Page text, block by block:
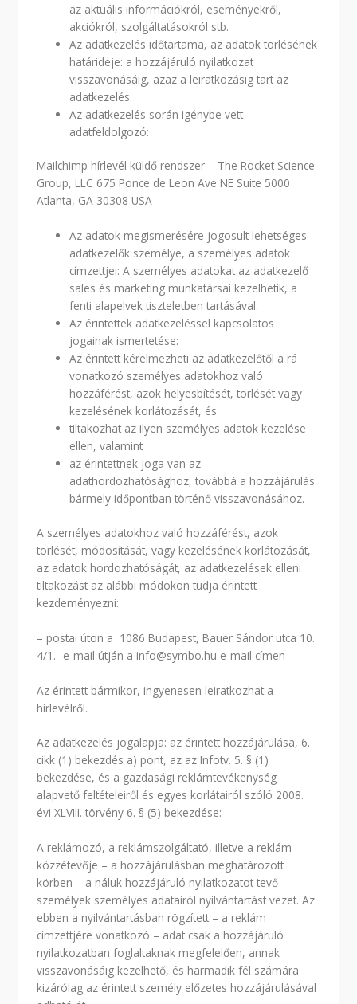
az aktuális információkról, eseményekről,
akciókról, szolgáltatásokról stb.
Az adatkezelés időtartama, az adatok törlésének
határideje: a hozzájáruló nyilatkozat
visszavonásáig, azaz a leiratkozásig tart az
adatkezelés.
Az adatkezelés során igénybe vett
adatfeldolgozó:
Mailchimp hírlevél küldő rendszer – The Rocket Science
Group, LLC 675 Ponce de Leon Ave NE Suite 5000
Atlanta, GA 30308 USA
Az adatok megismerésére jogosult lehetséges
adatkezelők személye, a személyes adatok
címzettjei: A személyes adatokat az adatkezelő
sales és marketing munkatársai kezelhetik, a
fenti alapelvek tiszteletben tartásával.
Az érintettek adatkezeléssel kapcsolatos
jogainak ismertetése:
Az érintett kérelmezheti az adatkezelőtől a rá
vonatkozó személyes adatokhoz való
hozzáférést, azok helyesbítését, törlését vagy
kezelésének korlátozását, és
tiltakozhat az ilyen személyes adatok kezelése
ellen, valamint
az érintettnek joga van az
adathordozhatósághoz, továbbá a hozzájárulás
bármely időpontban történő visszavonásához.
A személyes adatokhoz való hozzáférést, azok
törlését, módosítását, vagy kezelésének korlátozását,
az adatok hordozhatóságát, az adatkezelések elleni
tiltakozást az alábbi módokon tudja érintett
kezdeményezni:
– postai úton a 1086 Budapest, Bauer Sándor utca 10.
4/1.- e-mail útján a info@symbo.hu e-mail címen
Az érintett bármikor, ingyenesen leiratkozhat a
hírlevélről.
Az adatkezelés jogalapja: az érintett hozzájárulása, 6.
cikk (1) bekezdés a) pont, az az Infotv. 5. § (1)
bekezdése, és a gazdasági reklámtevékenység
alapvető feltételeiről és egyes korlátairól szóló 2008.
évi XLVIII. törvény 6. § (5) bekezdése:
A reklámozó, a reklámszolgáltató, illetve a reklám
közzétevője – a hozzájárulásban meghatározott
körben – a náluk hozzájáruló nyilatkozatot tevő
személyek személyes adatairól nyilvántartást vezet. Az
ebben a nyilvántartásban rögzített – a reklám
címzettjére vonatkozó – adat csak a hozzájáruló
nyilatkozatban foglaltaknak megfelelően, annak
visszavonásáig kezelhető, és harmadik fél számára
kizárólag az érintett személy előzetes hozzájárulásával